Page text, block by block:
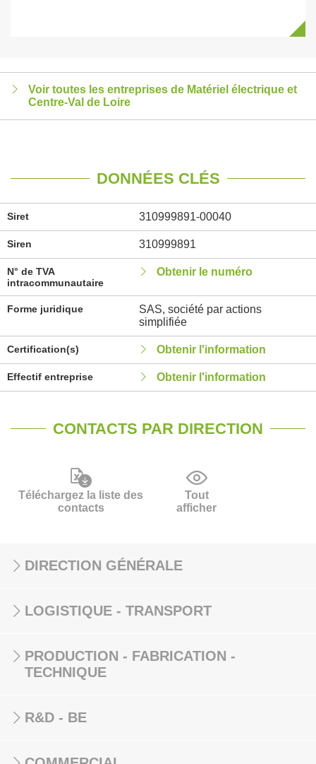
Voir toutes les entreprises de Matériel électrique et
Centre-Val de Loire
DONNÉES CLÉS
Siret 310999891-00040
Siren 310999891
N° de TVA
intracommunautaire
Obtenir le numéro
Forme juridique
SAS, société par actions
simplifiée
Certification(s) Obtenir l'information
Effectif entreprise Obtenir l'information
CONTACTS PAR DIRECTION
Téléchargez la liste des
contacts
Tout
afficher
DIRECTION GÉNÉRALE
LOGISTIQUE - TRANSPORT
PRODUCTION - FABRICATION -
TECHNIQUE
R&D - BE